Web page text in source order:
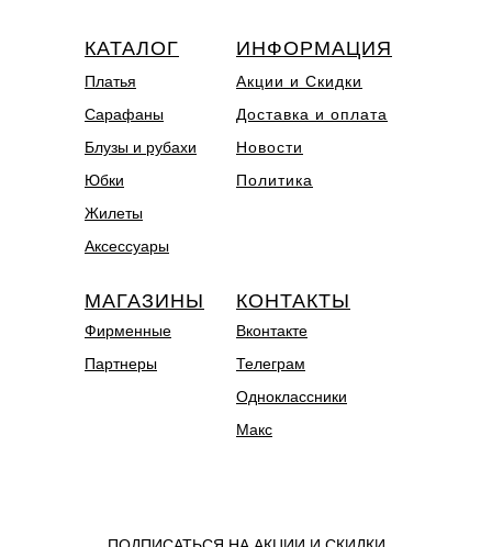
КАТАЛОГ
МАГАЗИНЫ КОНТАКТЫ
Блузы и рубахи
Сарафаны
Юбки
Жилеты
Аксессуары
Платья
Фирменные
Партнеры
Одноклассники
Телеграм
Макс
Вконтакте
Акции и Скидки
Доставка и оплата
Политика
ИНФОРМАЦИЯ
Новости